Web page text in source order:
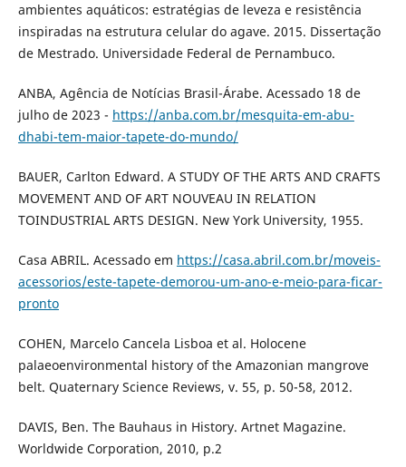
ambientes aquáticos: estratégias de leveza e resistência
inspiradas na estrutura celular do agave. 2015. Dissertação
de Mestrado. Universidade Federal de Pernambuco.
ANBA, Agência de Notícias Brasil-Árabe. Acessado 18 de
julho de 2023 - https://anba.com.br/mesquita-em-abu-
dhabi-tem-maior-tapete-do-mundo/
BAUER, Carlton Edward. A STUDY OF THE ARTS AND CRAFTS
MOVEMENT AND OF ART NOUVEAU IN RELATION
TOINDUSTRIAL ARTS DESIGN. New York University, 1955.
Casa ABRIL. Acessado em https://casa.abril.com.br/moveis-
acessorios/este-tapete-demorou-um-ano-e-meio-para-ficar-
pronto
COHEN, Marcelo Cancela Lisboa et al. Holocene
palaeoenvironmental history of the Amazonian mangrove
belt. Quaternary Science Reviews, v. 55, p. 50-58, 2012.
DAVIS, Ben. The Bauhaus in History. Artnet Magazine.
Worldwide Corporation, 2010, p.2